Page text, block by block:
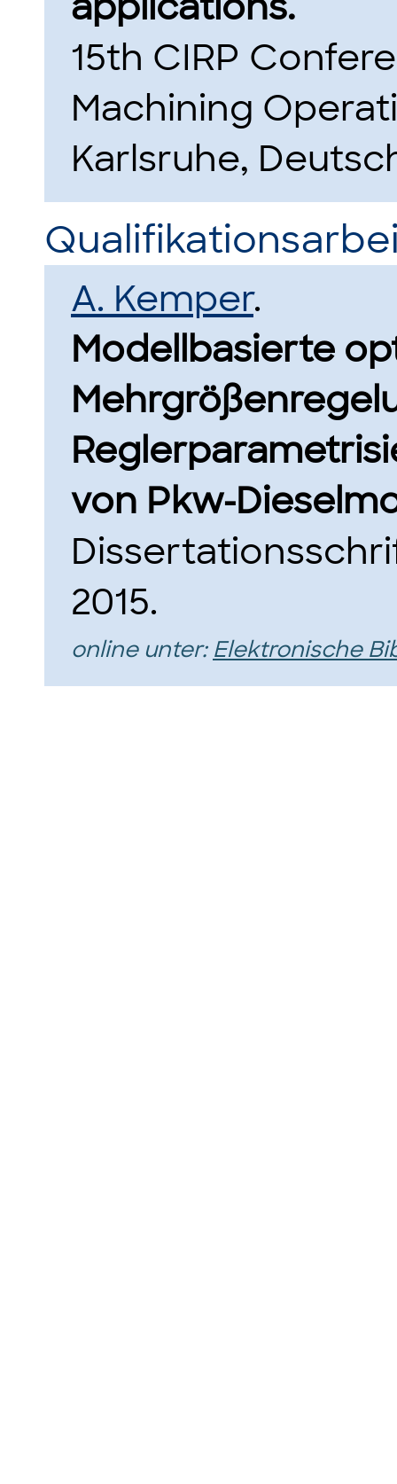
15th CIRP
Machining
Karlsruhe,
A. Kemper.
Modellbasierte
von Pkw-
2015.
online unter: Elektronische